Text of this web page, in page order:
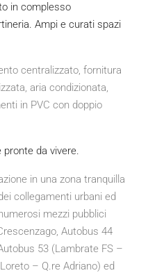
in complesso
Ampi e curati spazi
centralizzato, fornitura
aria condizionata,
in PVC con doppio
pronte da vivere.
in una zona tranquilla
collegamenti urbani ed
mezzi pubblici
Autobus 44
53 (Lambrate FS –
– Q.re Adriano) ed